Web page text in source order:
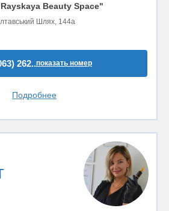
Beauty Space"
Шлях, 144а
262..показать номер
Подробнее